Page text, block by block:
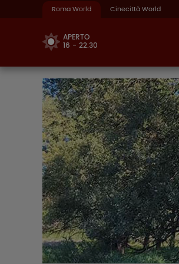
Roma World Cinecittà World
APERTO
16 - 22.30